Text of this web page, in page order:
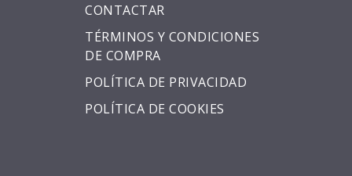
CONTACTAR
TÉRMINOS Y CONDICIONES
DE COMPRA
POLÍTICA DE PRIVACIDAD
POLÍTICA DE COOKIES